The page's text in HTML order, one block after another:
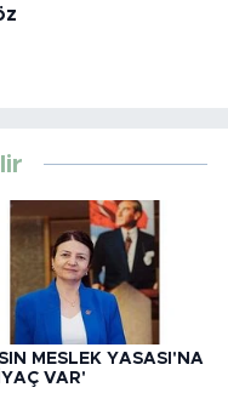
MESLEK YASASI'NA
VAR'